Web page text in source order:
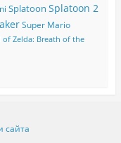
Splatoon Splatoon 2
Super Mario
of Zelda: Breath of the
сайта